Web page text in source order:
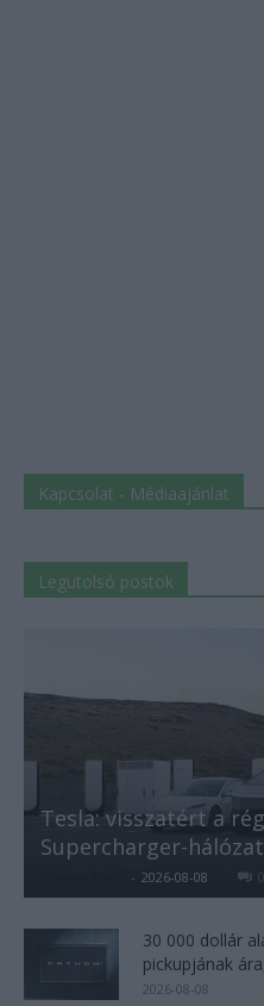
Kapcsolat - Médiaajánlat
Legutolsó postok
Tesla: visszatért a
Supercharger-
- 2026-08-08
30 000 dollár
pickupjának
2026-08-08